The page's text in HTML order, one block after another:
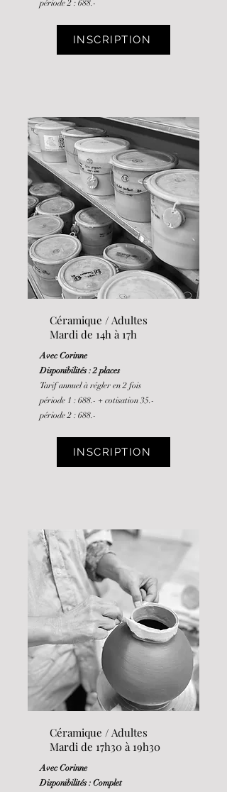
période 2 : 688.-
INSCRIPTION
Céramique / Adultes
Mardi de 14h à 17h
Avec Corinne
Disponibilités : 2 places
Tarif annuel à régler en 2 fois
période 1 : 688.- + cotisation 35.-
période 2 : 688.-
INSCRIPTION
Céramique / Adultes
Mardi de 17h30 à 19h30
Avec Corinne
Disponibilités : Complet